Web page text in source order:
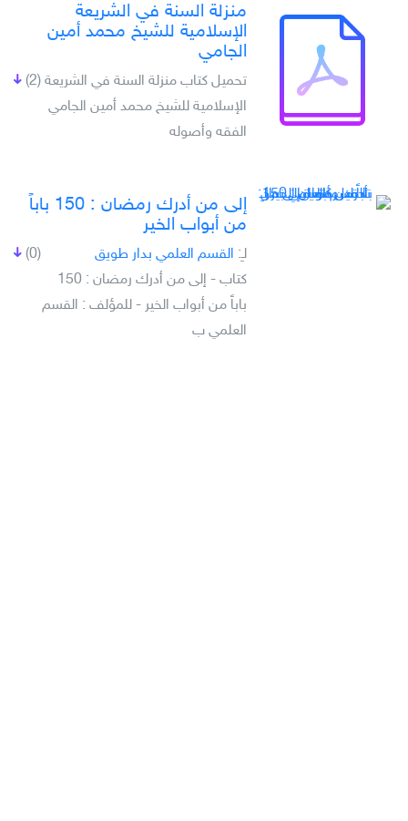
منزلة السنة في الشريعة
الإسلامية للشيخ محمد أمين
الجامي
(2) تحميل كتاب منزلة السنة في الشريعة
الإسلامية للشيخ محمد أمين الجامي
الفقه وأصوله
إلى من أدرك رمضان : 150 باباً
من أبواب الخير
(0) لـِ: القسم العلمي بدار طويق
كتاب - إلى من أدرك رمضان : 150
باباً من أبواب الخير - للمؤلف : القسم
العلمي ب